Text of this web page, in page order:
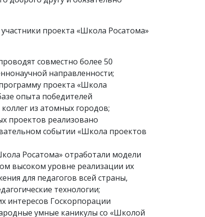
проекта «Школа Росатома»
совместно более 50
направленности;
проекта «Школа
опыта победителей
из атомных городов;
проектов реализовано
событии «Школа проектов
Росатома» отработали модели
высоком уровне реализации их
для педагогов всей страны,
технологии;
интересов Госкорпорации
умные каникулы со «Школой